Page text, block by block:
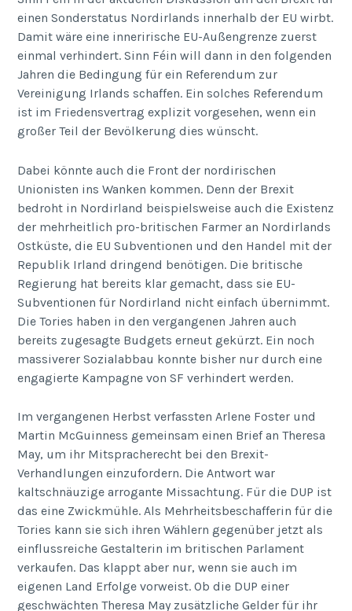
einen Sonderstatus Nordirlands innerhalb der EU wirbt.
Damit wäre eine innerirische EU-Außengrenze zuerst
einmal verhindert. Sinn Féin will dann in den folgenden
Jahren die Bedingung für ein Referendum zur
Vereinigung Irlands schaffen. Ein solches Referendum
ist im Friedensvertrag explizit vorgesehen, wenn ein
großer Teil der Bevölkerung dies wünscht.
Dabei könnte auch die Front der nordirischen
Unionisten ins Wanken kommen. Denn der Brexit
bedroht in Nordirland beispielsweise auch die Existenz
der mehrheitlich pro-britischen Farmer an Nordirlands
Ostküste, die EU Subventionen und den Handel mit der
Republik Irland dringend benötigen. Die britische
Regierung hat bereits klar gemacht, dass sie EU-
Subventionen für Nordirland nicht einfach übernimmt.
Die Tories haben in den vergangenen Jahren auch
bereits zugesagte Budgets erneut gekürzt. Ein noch
massiverer Sozialabbau konnte bisher nur durch eine
engagierte Kampagne von SF verhindert werden.
Im vergangenen Herbst verfassten Arlene Foster und
Martin McGuinness gemeinsam einen Brief an Theresa
May, um ihr Mitspracherecht bei den Brexit-
Verhandlungen einzufordern. Die Antwort war
kaltschnäuzige arrogante Missachtung. Für die DUP ist
das eine Zwickmühle. Als Mehrheitsbeschafferin für die
Tories kann sie sich ihren Wählern gegenüber jetzt als
einflussreiche Gestalterin im britischen Parlament
verkaufen. Das klappt aber nur, wenn sie auch im
eigenen Land Erfolge vorweist. Ob die DUP einer
geschwächten Theresa May zusätzliche Gelder für ihr